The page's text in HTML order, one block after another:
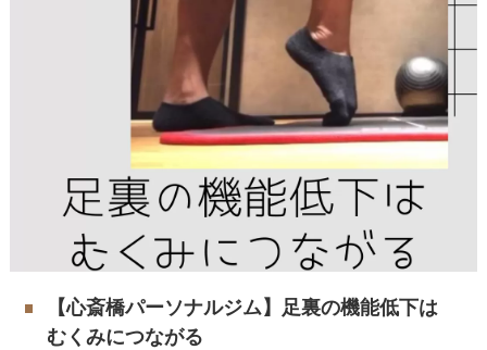
【心斎橋パーソナルジム】足裏の機能低下は
むくみにつながる